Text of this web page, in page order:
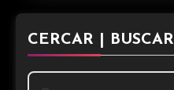
CERCAR | BUSCAR
Buscar: